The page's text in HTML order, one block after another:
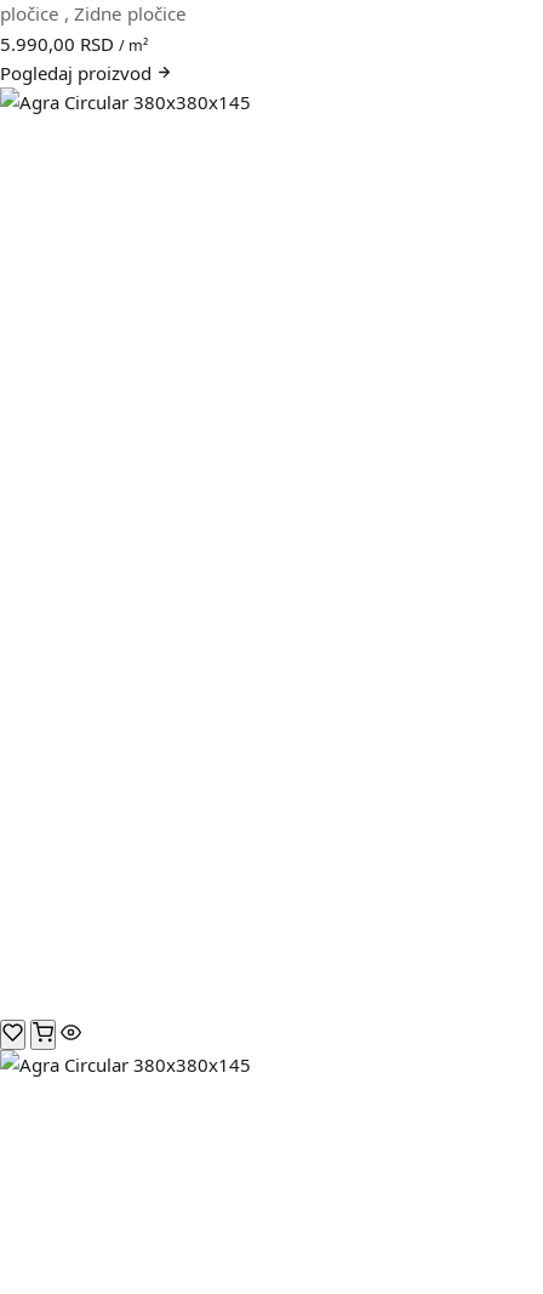
pločice , Zidne pločice
5.990,00 RSD / m²
Pogledaj proizvod